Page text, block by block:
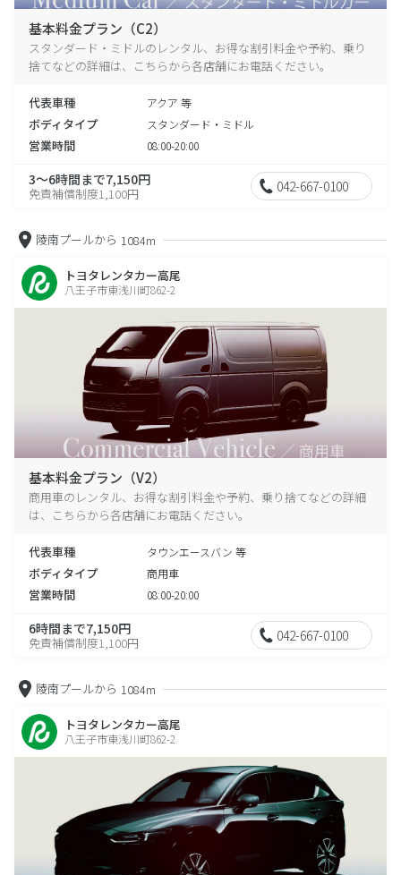
基本料金プラン（C2）
スタンダード・ミドルのレンタル、お得な割引料金や予約、乗り
捨てなどの詳細は、こちらから各店舗にお電話ください。
代表車種 アクア 等
ボディタイプ スタンダード・ミドル
営業時間 08:00-20:00
3～6時間まで7,150円
免責補償制度1,100円 042-667-0100
陵南プールから 1084m
トヨタレンタカー高尾
八王子市東浅川町862-2
基本料金プラン（V2）
商用車のレンタル、お得な割引料金や予約、乗り捨てなどの詳細
は、こちらから各店舗にお電話ください。
代表車種 タウンエースバン 等
ボディタイプ 商用車
営業時間 08:00-20:00
6時間まで7,150円
免責補償制度1,100円 042-667-0100
陵南プールから 1084m
トヨタレンタカー高尾
八王子市東浅川町862-2